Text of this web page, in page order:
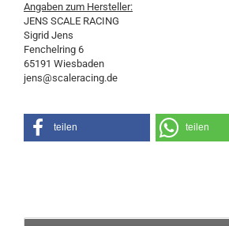
Angaben zum Hersteller:
JENS SCALE RACING
Sigrid Jens
Fenchelring 6
65191 Wiesbaden
jens@scaleracing.de
teilen teilen